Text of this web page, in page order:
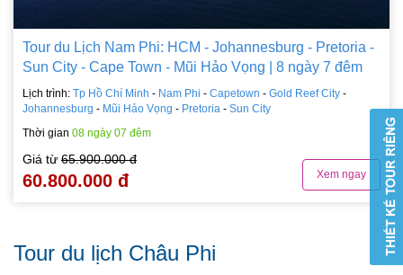
Tour du Lịch Nam Phi: HCM - Johannesburg - Pretoria -
Sun City - Cape Town - Mũi Hảo Vọng | 8 ngày 7 đêm
Lịch trình: Tp Hồ Chí Minh - Nam Phi - Capetown - Gold Reef City -
Johannesburg - Mũi Hảo Vọng - Pretoria - Sun City
Thời gian 08 ngày 07 đêm
Giá từ 65.900.000 đ
60.800.000 đ Xem ngay
Tour du lịch Châu Phi